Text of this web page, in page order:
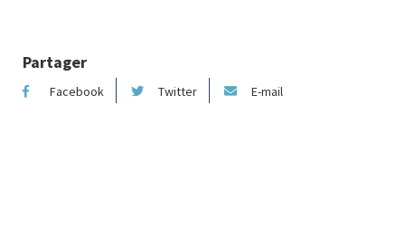
Partager
Facebook Twitter E-mail